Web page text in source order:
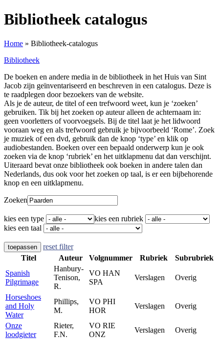
Bibliotheek catalogus
Home » Bibliotheek-catalogus
Bibliotheek
De boeken en andere media in de bibliotheek in het Huis van Sint
Jacob zijn geïnventariseerd en beschreven in een catalogus. Deze is
te raadplegen door bezoekers van de website.
Als je de auteur, de titel of een trefwoord weet, kun je ‘zoeken’
gebruiken. Tik bij het zoeken op auteur alleen de achternaam in:
geen voorletters of voorvoegsels. Bij de titel laat je het lidwoord
vooraan weg en als trefwoord gebruik je bijvoorbeeld ‘Rome’. Zoek
je muziek of een dvd, gebruik dan de knop ‘type’ en klik op
audiobestanden. Boeken over een bepaald onderwerp kun je ook
zoeken via de knop ‘rubriek’ en het uitklapmenu dat dan verschijnt.
Uiteraard bevat onze bibliotheek ook boeken in andere talen dan
Nederlands, dus ook voor het zoeken op taal, is er een bijbehorende
knop en een uitklapmenu.
Zoeken
kies een type
kies een rubriek
kies een taal
toepassen
reset filter
Titel
Auteur Volgnummer Rubriek
Subrubriek
Spanish
Pilgrimage
Hanbury-
Tenison,
R.
VO HAN
SPA
Verslagen Overig
Horseshoes
and Holy
Water
Phillips,
M.
VO PHI
HOR
Verslagen Overig
Onze
loodgieter
Rieter,
F.N.
VO RIE
ONZ
Verslagen
Overig